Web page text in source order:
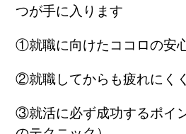
つが手に入ります
①就職に向けたココロの安
②就職してからも疲れにく
③就活に必ず成功するポイ